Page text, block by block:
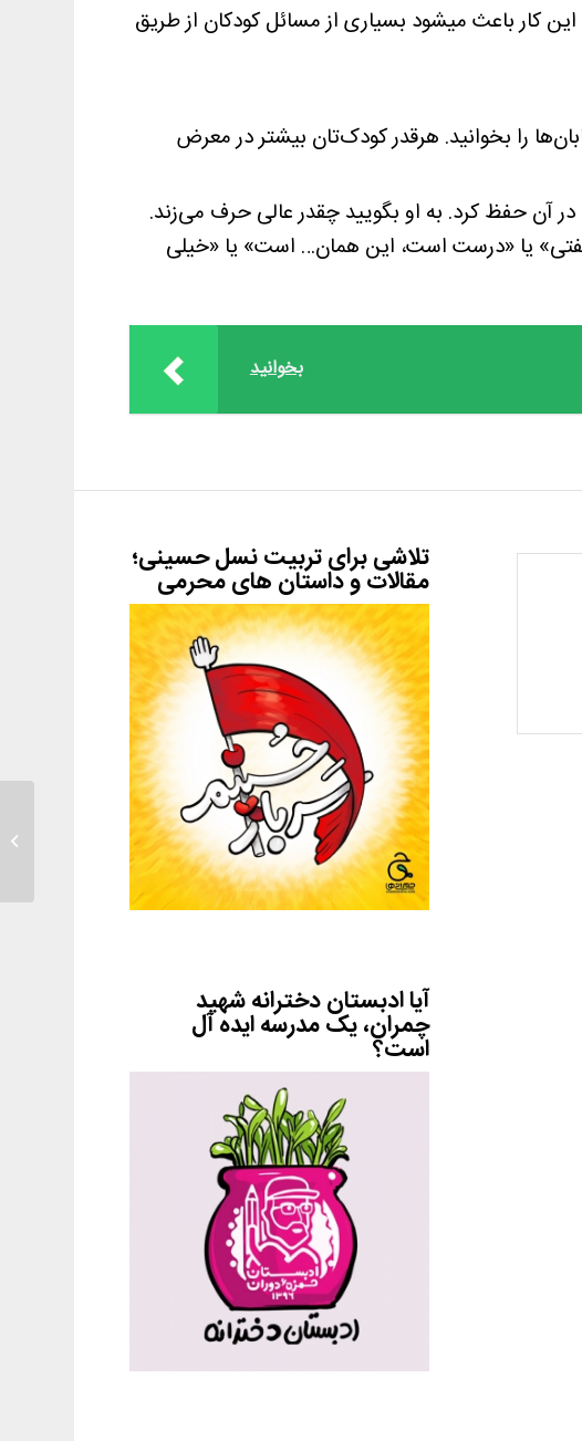
کار باعث میشود بسیاری از مسائل کودکان از طریق
را بخوانید. هرقدر کودک‌تان بیشتر در معرض
آن حفظ کرد. به او بگویید چقدر عالی حرف می‌زند.
یا «درست است، این همان… است» یا «خیلی
بخوانید
تلاشی برای تربیت نسل حسینی؛
مقالات و داستان های محرمی
آیا ادبستان دخترانه شهید
چمران، یک مدرسه ایده آل
است؟
غذا